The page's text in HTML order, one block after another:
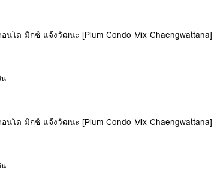
นโด มิกซ์ แจ้งวัฒนะ [Plum Condo Mix Chaengwattana]
นโด มิกซ์ แจ้งวัฒนะ [Plum Condo Mix Chaengwattana]